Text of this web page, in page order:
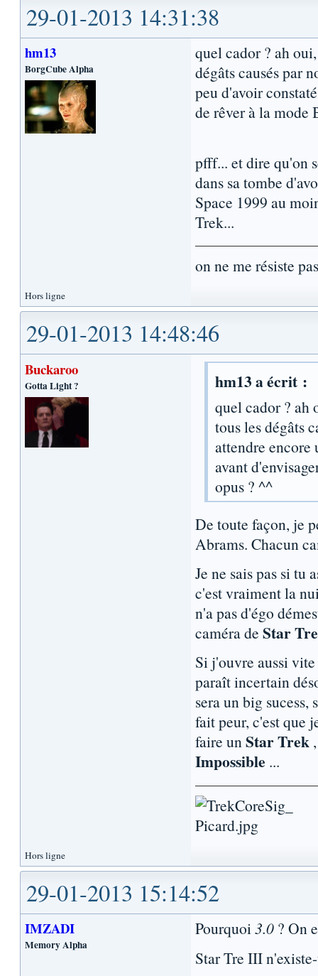
29-01-2013 14:31:38
hm13
BorgCube Alpha
quel cador ? ah
dégâts causés par
peu d'avoir
de rêver à la mode
pfff... et dire qu'on
dans sa tombe
Space 1999 au
Trek...
on ne me résiste
Hors ligne
29-01-2013 14:48:46
Buckaroo
Gotta Light ? hm13 a écrit :
quel cador ? ah
tous les dégâts
attendre encore
avant
opus ? ^^
De toute façon, je
Abrams. Chacun
Je ne sais pas si tu
c'est vraiment la
n'a pas d'égo
caméra de Star
Si j'ouvre aussi
paraît incertain
sera un big
fait peur, c'est que
faire unStar Trek
Impossible ...
Hors ligne
29-01-2013 15:14:52
IMZADI
Memory Alpha
Pourquoi3.0 ? On
Star Tre III